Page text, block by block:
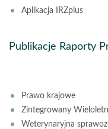
Aplikacja IRZplus
Publikacje Raporty
Prawo krajowe
Zintegrowany
Weterynaryjna